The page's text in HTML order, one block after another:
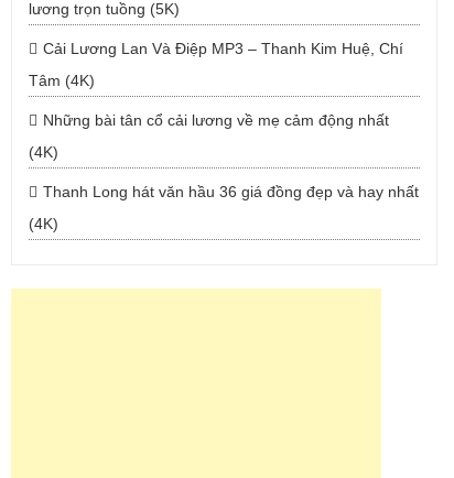
lương trọn tuồng (5K)
Cải Lương Lan Và Điệp MP3 – Thanh Kim Huệ, Chí
Tâm (4K)
Những bài tân cổ cải lương về mẹ cảm động nhất
(4K)
Thanh Long hát văn hầu 36 giá đồng đẹp và hay nhất
(4K)